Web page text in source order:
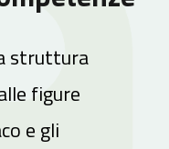
struttura
figure
e gli